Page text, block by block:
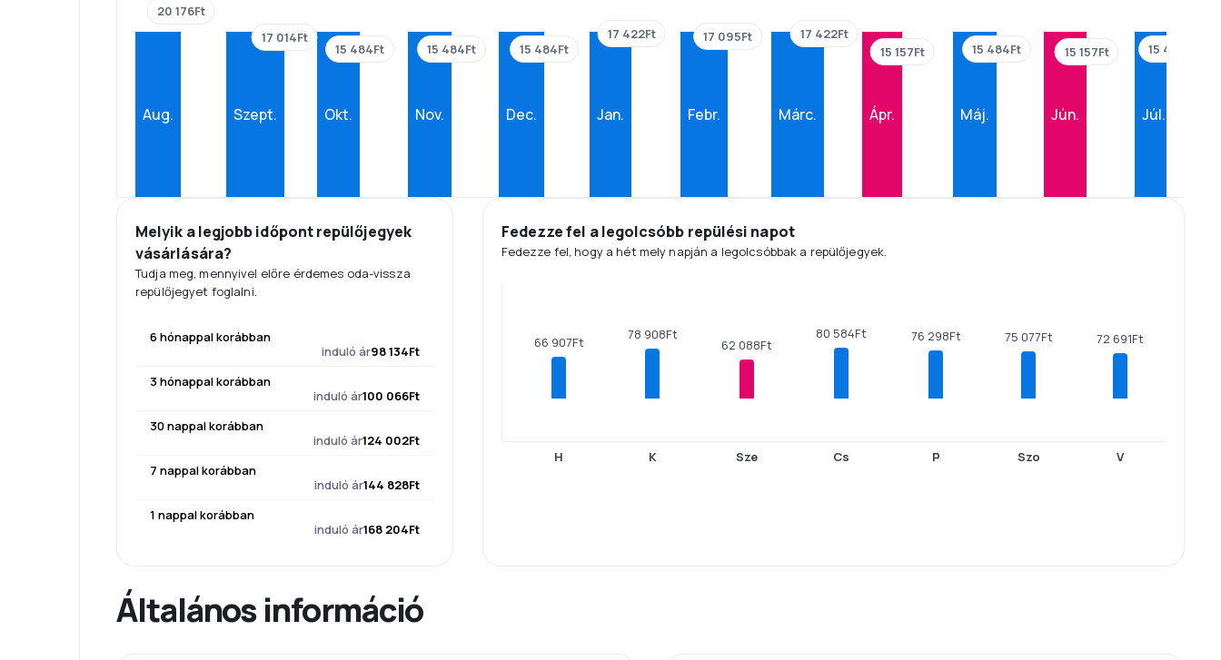
Aug.
20 176Ft
Szept.
17 014Ft
Okt.
15 484Ft
Nov.
15 484Ft
Dec.
15 484Ft
Jan.
17 422Ft
Febr.
17 095Ft
Márc.
17 422Ft
Ápr.
15 157Ft
Máj.
15 484Ft
Jún.
15 157Ft
Júl.
15 484Ft
Melyik a legjobb időpont repülőjegyek
vásárlására?
Tudja meg, mennyivel előre érdemes oda-vissza
repülőjegyet foglalni.
6 hónappal korábban
induló ár98 134Ft
3 hónappal korábban
induló ár100 066Ft
30 nappal korábban
induló ár124 002Ft
7 nappal korábban
induló ár144 828Ft
1 nappal korábban
induló ár168 204Ft
Fedezze fel a legolcsóbb repülési napot
Fedezze fel, hogy a hét mely napján a legolcsóbbak a repülőjegyek.
66 907Ft
H
78 908Ft
K
62 088Ft
Sze
80 584Ft
Cs
76 298Ft
P
75 077Ft
Szo
72 691Ft
V
Általános információ